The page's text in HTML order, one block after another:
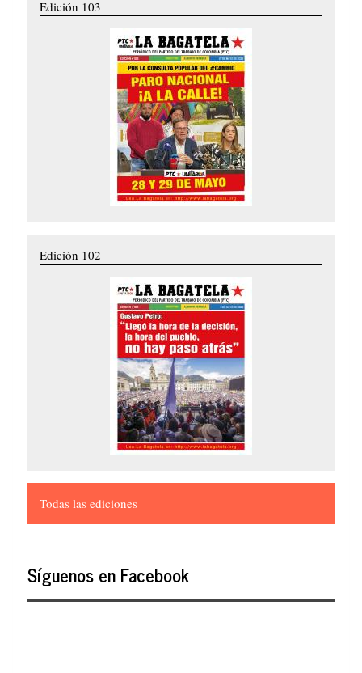
Edición 103
Edición 102
Todas las ediciones
Síguenos en Facebook